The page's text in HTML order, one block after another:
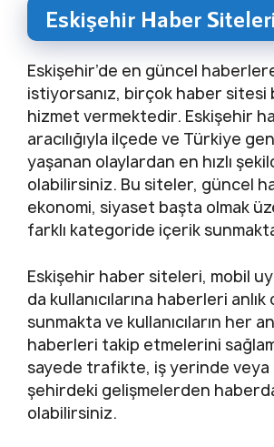
Eskişehir Haber Siteleri
Eskişehir’de en güncel
istiyorsanız, birçok haber sitesi
hizmet vermektedir. Eskişehir
aracılığıyla ilçede ve Türkiye
yaşanan olaylardan en hızlı
olabilirsiniz. Bu siteler, güncel
ekonomi, siyaset başta olmak
farklı kategoride içerik
Eskişehir haber siteleri, mobil
da kullanıcılarına haberleri anlık
sunmakta ve kullanıcıların her
haberleri takip etmelerini
sayede trafikte, iş yerinde veya
şehirdeki gelişmelerden
olabilirsiniz.